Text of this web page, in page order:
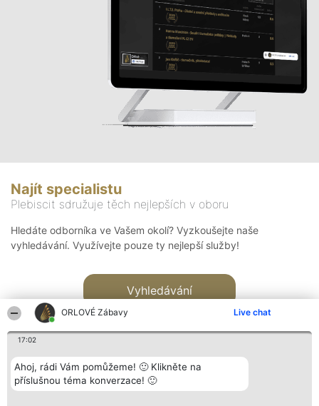
ORLOVÉ Zábavy Live chat
17:02
Ahoj, rádi Vám pomůžeme! 🙂 Klikněte na
příslušnou téma konverzace! 🙂
Najít specialistu
Plebiscit sdružuje těch nejlepších v oboru
Hledáte odborníka ve Vašem okolí? Vyzkoušejte naše
vyhledávání. Využívejte pouze ty nejlepší služby!
Vyhledávání